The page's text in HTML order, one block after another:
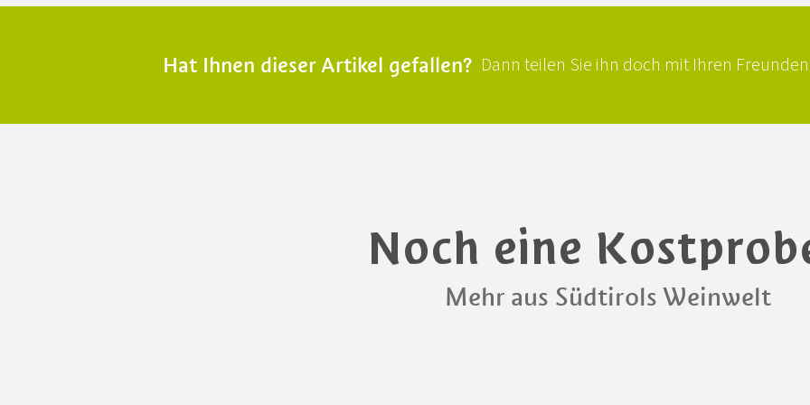
Hat Ihnen dieser Artikel gefallen? Dann teilen Sie ihn doch mit Ihren Freunden
Noch eine
Mehr aus Südtirols Weinwelt